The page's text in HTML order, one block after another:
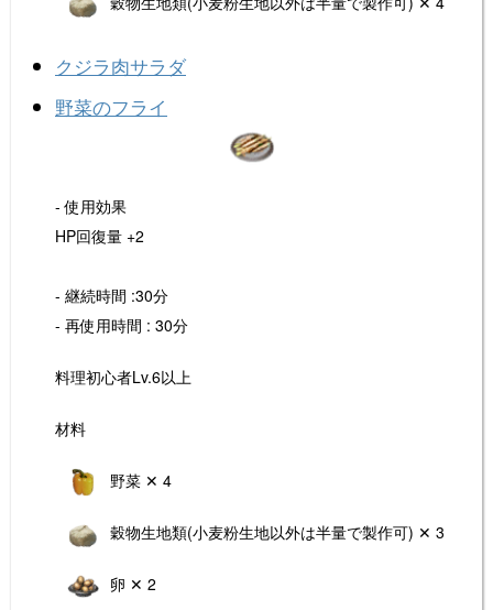
クジラ肉サラダ
野菜のフライ
- 使用効果
HP回復量 +2
- 継続時間 :30分
- 再使用時間 : 30分
料理初心者Lv.6以上
材料
野菜 ✕ 4
穀物生地類(小麦粉生地以外は半量で製作可) ✕ 3
卵 ✕ 2